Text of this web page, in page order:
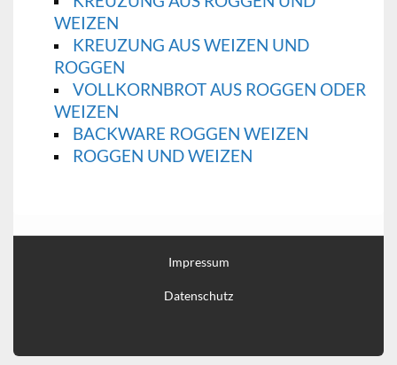
WEIZEN
KREUZUNG AUS WEIZEN UND
ROGGEN
VOLLKORNBROT AUS ROGGEN ODER
WEIZEN
BACKWARE ROGGEN WEIZEN
ROGGEN UND WEIZEN
Impressum
Datenschutz